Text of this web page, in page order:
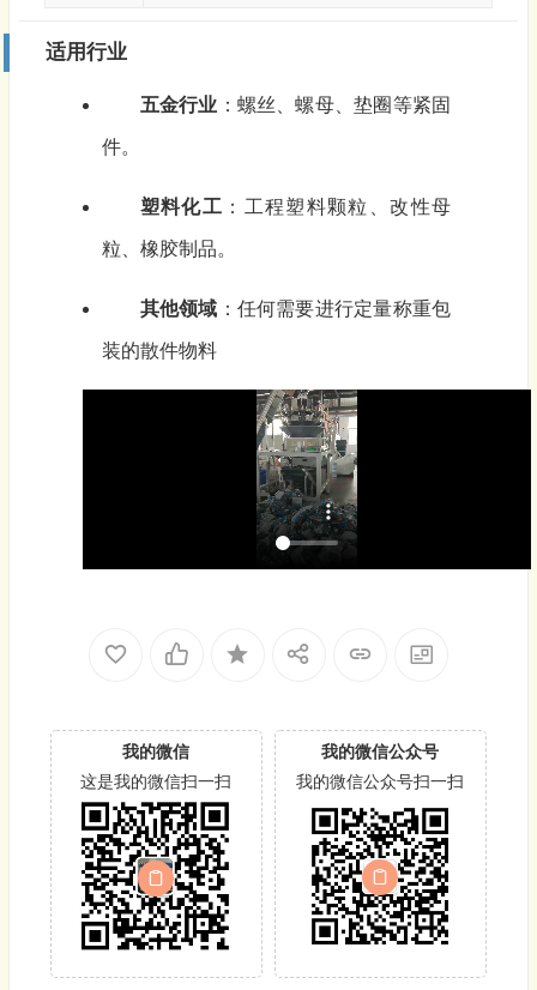
适用行业
五金行业 ：螺丝、螺母、垫圈等紧固
件。
塑料化工 ：工程塑料颗粒、改性母
粒、橡胶制品。
其他领域 ：任何需要进行定量称重包
装的散件物料
我的微信
这是我的微信扫一扫
我的微信公众号
我的微信公众号扫一扫